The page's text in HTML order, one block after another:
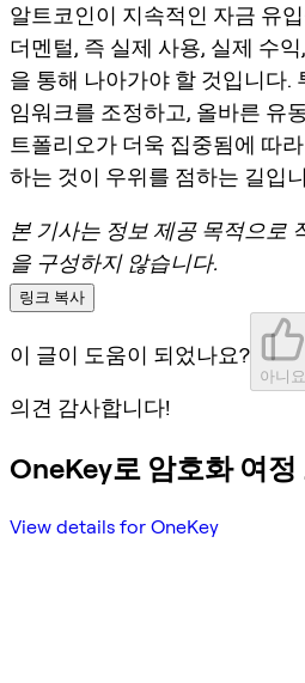
알트코인이 지속적인 자금 유
더멘털, 즉 실제 사용, 실제 수
을 통해 나아가야 할 것입니다.
임워크를 조정하고, 올바른 유
트폴리오가 더욱 집중됨에 따
하는 것이 우위를 점하는 길입
본 기사는 정보 제공 목적으로
을 구성하지 않습니다.
링크 복사
이 글이 도움이 되었나요?
아니요
의견 감사합니다!
OneKey로 암호화 여정
View details for OneKey